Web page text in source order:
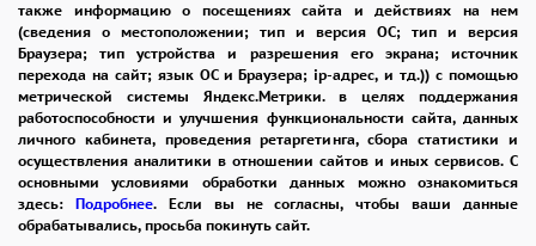
также информацию о посещениях сайта и действиях на нем
(сведения о местоположении; тип и версия ОС; тип и версия
Браузера; тип устройства и разрешения его экрана; источник
перехода на сайт; язык ОС и Браузера; ip-адрес, и тд.)) с помощью
метрической системы Яндекс.Метрики. в целях поддержания
работоспособности и улучшения функциональности сайта, данных
личного кабинета, проведения ретаргетинга, сбора статистики и
осуществления аналитики в отношении сайтов и иных сервисов. С
основными условиями обработки данных можно ознакомиться
здесь: Подробнее. Если вы не согласны, чтобы ваши данные
обрабатывались, просьба покинуть сайт.
ПОЛИТИКА КОНФИДЕНЦИАЛЬНОСТИ
2026 © "Доставка цветов в Ростове-на-Дону"
Публичная оферта
Открыть ИП поможет ООО «Банк Точка»